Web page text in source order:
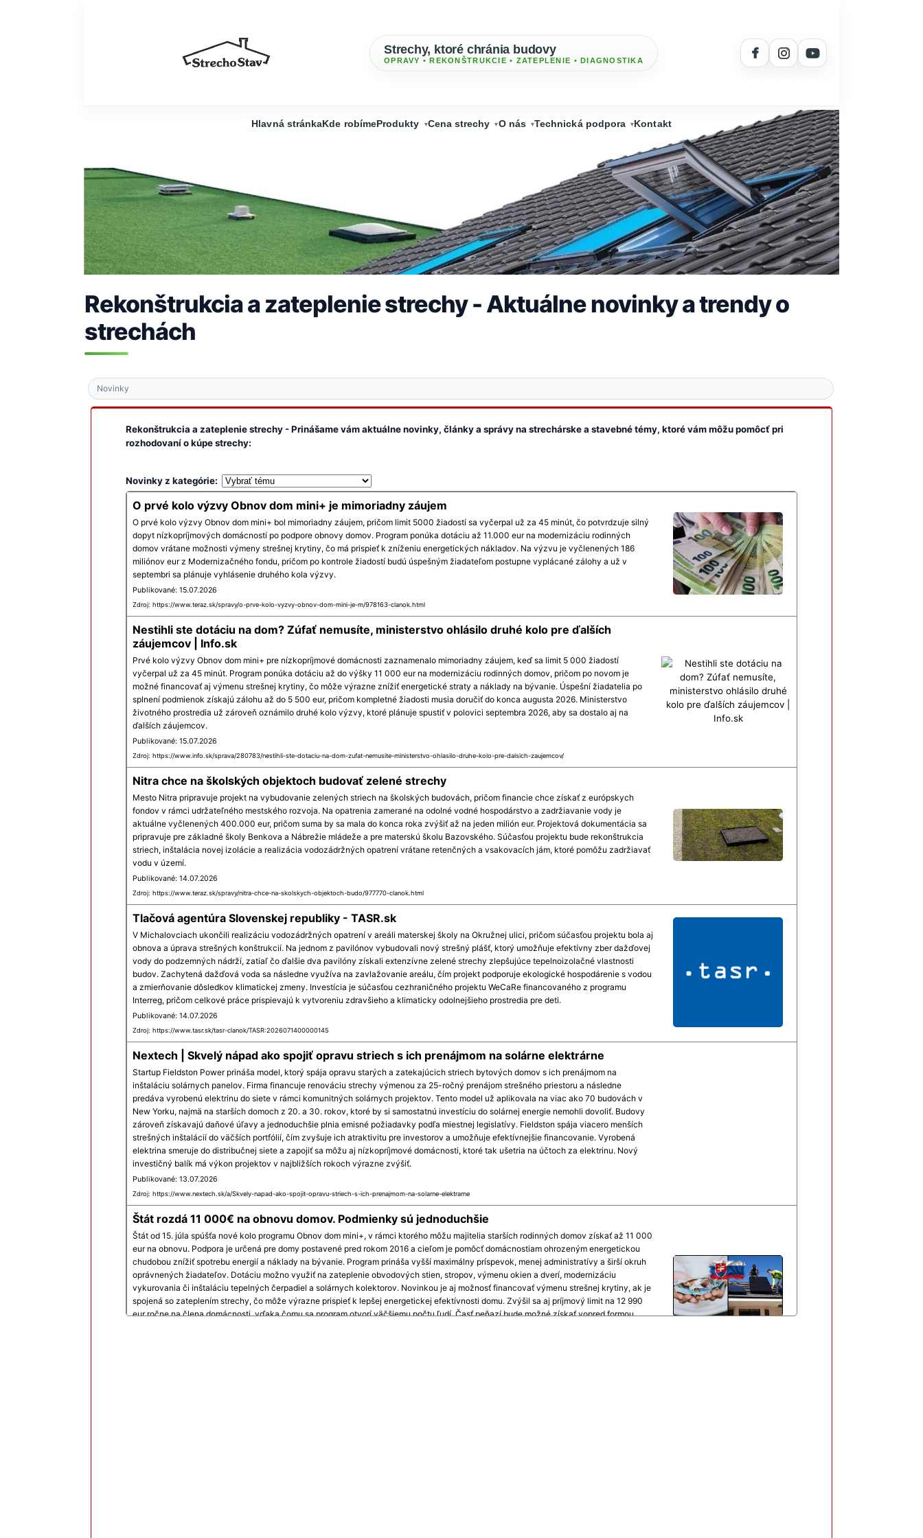
Strechy, ktoré chránia budovy
OPRAVY • REKONŠTRUKCIE • ZATEPLENIE • DIAGNOSTIKA
Hlavná stránkaKde robímeProdukty Cena strechy O nás Technická podpora Kontakt
Rekonštrukcia a zateplenie strechy - Aktuálne novinky a trendy o
strechách
Novinky
Rekonštrukcia a zateplenie strechy - Prinášame vám aktuálne novinky, články a správy na strechárske a stavebné témy, ktoré vám môžu pomôcť pri
rozhodovaní o kúpe strechy:
Novinky z kategórie:
O prvé kolo výzvy Obnov dom mini+ je mimoriadny záujem
O prvé kolo výzvy Obnov dom mini+ bol mimoriadny záujem, pričom limit 5000 žiadostí sa vyčerpal už za 45 minút, čo potvrdzuje silný
dopyt nízkopríjmových domácností po podpore obnovy domov. Program ponúka dotáciu až 11.000 eur na modernizáciu rodinných
domov vrátane možnosti výmeny strešnej krytiny, čo má prispieť k zníženiu energetických nákladov. Na výzvu je vyčlenených 186
miliónov eur z Modernizačného fondu, pričom po kontrole žiadostí budú úspešným žiadateľom postupne vyplácané zálohy a už v
septembri sa plánuje vyhlásenie druhého kola výzvy.
Publikované: 15.07.2026
Zdroj: https://www.teraz.sk/spravy/o-prve-kolo-vyzvy-obnov-dom-mini-je-m/978163-clanok.html
Nestihli ste dotáciu na dom? Zúfať nemusíte, ministerstvo ohlásilo druhé kolo pre ďalších
záujemcov | Info.sk
Prvé kolo výzvy Obnov dom mini+ pre nízkopríjmové domácnosti zaznamenalo mimoriadny záujem, keď sa limit 5 000 žiadostí
vyčerpal už za 45 minút. Program ponúka dotáciu až do výšky 11 000 eur na modernizáciu rodinných domov, pričom po novom je
možné financovať aj výmenu strešnej krytiny, čo môže výrazne znížiť energetické straty a náklady na bývanie. Úspešní žiadatelia po
splnení podmienok získajú zálohu až do 5 500 eur, pričom kompletné žiadosti musia doručiť do konca augusta 2026. Ministerstvo
životného prostredia už zároveň oznámilo druhé kolo výzvy, ktoré plánuje spustiť v polovici septembra 2026, aby sa dostalo aj na
ďalších záujemcov.
Publikované: 15.07.2026
Zdroj: https://www.info.sk/sprava/280783/nestihli-ste-dotaciu-na-dom-zufat-nemusite-ministerstvo-ohlasilo-druhe-kolo-pre-dalsich-zaujemcov/
Nitra chce na školských objektoch budovať zelené strechy
Mesto Nitra pripravuje projekt na vybudovanie zelených striech na školských budovách, pričom financie chce získať z európskych
fondov v rámci udržateľného mestského rozvoja. Na opatrenia zamerané na odolné vodné hospodárstvo a zadržiavanie vody je
aktuálne vyčlenených 400.000 eur, pričom suma by sa mala do konca roka zvýšiť až na jeden milión eur. Projektová dokumentácia sa
pripravuje pre základné školy Benkova a Nábrežie mládeže a pre materskú školu Bazovského. Súčasťou projektu bude rekonštrukcia
striech, inštalácia novej izolácie a realizácia vodozádržných opatrení vrátane retenčných a vsakovacích jám, ktoré pomôžu zadržiavať
vodu v území.
Publikované: 14.07.2026
Zdroj: https://www.teraz.sk/spravy/nitra-chce-na-skolskych-objektoch-budo/977770-clanok.html
Tlačová agentúra Slovenskej republiky - TASR.sk
V Michalovciach ukončili realizáciu vodozádržných opatrení v areáli materskej školy na Okružnej ulici, pričom súčasťou projektu bola aj
obnova a úprava strešných konštrukcií. Na jednom z pavilónov vybudovali nový strešný plášť, ktorý umožňuje efektívny zber dažďovej
vody do podzemných nádrží, zatiaľ čo ďalšie dva pavilóny získali extenzívne zelené strechy zlepšujúce tepelnoizolačné vlastnosti
budov. Zachytená dažďová voda sa následne využíva na zavlažovanie areálu, čím projekt podporuje ekologické hospodárenie s vodou
a zmierňovanie dôsledkov klimatickej zmeny. Investícia je súčasťou cezhraničného projektu WeCaRe financovaného z programu
Interreg, pričom celkové práce prispievajú k vytvoreniu zdravšieho a klimaticky odolnejšieho prostredia pre deti.
Publikované: 14.07.2026
Zdroj: https://www.tasr.sk/tasr-clanok/TASR:2026071400000145
Nextech | Skvelý nápad ako spojiť opravu striech s ich prenájmom na solárne elektrárne
Startup Fieldston Power prináša model, ktorý spája opravu starých a zatekajúcich striech bytových domov s ich prenájmom na
inštaláciu solárnych panelov. Firma financuje renováciu strechy výmenou za 25-ročný prenájom strešného priestoru a následne
predáva vyrobenú elektrinu do siete v rámci komunitných solárnych projektov. Tento model už aplikovala na viac ako 70 budovách v
New Yorku, najmä na starších domoch z 20. a 30. rokov, ktoré by si samostatnú investíciu do solárnej energie nemohli dovoliť. Budovy
zároveň získavajú daňové úľavy a jednoduchšie plnia emisné požiadavky podľa miestnej legislatívy. Fieldston spája viacero menších
strešných inštalácií do väčších portfólií, čím zvyšuje ich atraktivitu pre investorov a umožňuje efektívnejšie financovanie. Vyrobená
elektrina smeruje do distribučnej siete a zapojiť sa môžu aj nízkopríjmové domácnosti, ktoré tak ušetria na účtoch za elektrinu. Nový
investičný balík má výkon projektov v najbližších rokoch výrazne zvýšiť.
Publikované: 13.07.2026
Zdroj: https://www.nextech.sk/a/Skvely-napad-ako-spojit-opravu-striech-s-ich-prenajmom-na-solarne-elektrarne
Štát rozdá 11 000€ na obnovu domov. Podmienky sú jednoduchšie
Štát od 15. júla spúšťa nové kolo programu Obnov dom mini+, v rámci ktorého môžu majitelia starších rodinných domov získať až 11 000
eur na obnovu. Podpora je určená pre domy postavené pred rokom 2016 a cieľom je pomôcť domácnostiam ohrozeným energetickou
chudobou znížiť spotrebu energií a náklady na bývanie. Program prináša vyšší maximálny príspevok, menej administratívy a širší okruh
oprávnených žiadateľov. Dotáciu možno využiť na zateplenie obvodových stien, stropov, výmenu okien a dverí, modernizáciu
vykurovania či inštaláciu tepelných čerpadiel a solárnych kolektorov. Novinkou je aj možnosť financovať výmenu strešnej krytiny, ak je
spojená so zateplením strechy, čo môže výrazne prispieť k lepšej energetickej efektívnosti domu. Zvýšil sa aj príjmový limit na 12 990
eur ročne na člena domácnosti, vďaka čomu sa program otvorí väčšiemu počtu ľudí. Časť peňazí bude možné získať vopred formou